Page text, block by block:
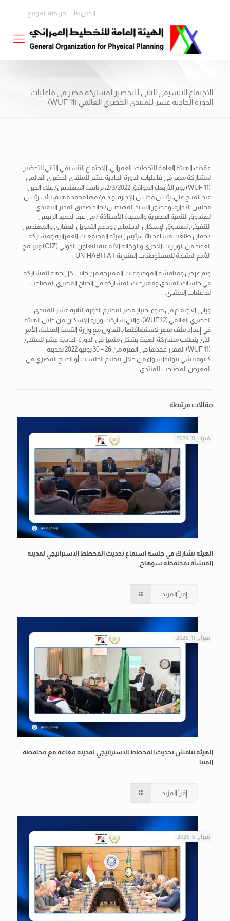
اتصل بنا خريطة الموقع
الاجتماع التنسيقي الثاني للتحضير لمشاركة مصر في فاعليات
الدورة الحادية عشر للمنتدى الحضري العالمي (WUF 11)
عقدت الهيئة العامة للتخطيط العمراني، الاجتماع التنسيقي الثاني للتحضير
لمشاركة مصر في فاعليات الدورة الحادية عشر للمنتدى الحضري العالمي
(WUF 11) يوم الأربعاء الموافق 2/3/2022، برئاسة المهندس/ علاء الدين
عبد الفتاح علي، رئيس مجلس الإدارة، و د.م/ مها محمد فهيم، نائب رئيس
مجلس الإدارة، وحضور السيد المهندس/ خالد صديق المدير التنفيذي
لصندوق التنمية الحضرية والسيدة الأستاذة /مى عبد الحميد الرئيس
التنفيذي لصندوق الإسكان الاجتماعي ودعم التمويل العقاري والمهندس
/ جمال طلعت مساعد نائب رئيس هيئة المجتمعات العمرانية ومشاركة
العديد من الوزارات الأخرى والوكالة الألمانية للتعاون الدولي (GIZ) وبرنامج
الأمم المتحدة للمستوطنات البشرية UN-HABITAT
وتم عرض ومناقشة الموضوعات المقترحة من جانب كل جهة للمشاركة
في جلسات المنتدي ومقترحات المشاركة في الجناح المصري المصاحب
لفاعليات المنتدى.
وياتي الاجتماع فى ضوء اختيار مصر لتنظيم الدورة الثانية عشر للمنتدي
الحضري العالمي (WUF 12)، والتي شاركت وزارة الإسكان من خلال الهيئة
في إعداد ملف مصر لاستضافتها بالتعاون مع وزارة التنمية المحلية، الأمر
الذي يتطلب مشاركة الهيئة بشكل متميز في الدورة الحادية عشر للمنتدى
(WUF 11) المقرر عقدها في الفترة من 26 – 30 يونيو 2022 بمدينة
كاتوفيتشي ببولندا سواء من خلال تنظيم الجلسات أو الجناح المصري في
المعرض المصاحب للمنتدى.
مقالات مرتبطة
فبراير 11, 2026
الهيئة تشارك في جلسة استماع تحديث المخطط الاستراتيجي لمدينة
المنشأة بمحافظة سوهاج
إقرأ المزيد
فبراير 11, 2026
الهيئة تناقش تحديث المخطط الاستراتيجي لمدينة مغاغة مع محافظة
المنيا
إقرأ المزيد
فبراير 5, 2026